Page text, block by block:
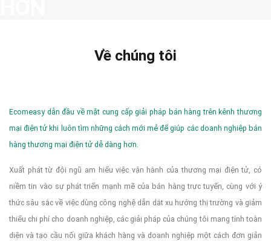
KẾT NỐI NHÃN HÀNG VỚI
CỘNG TÁC VIÊN BÁN
MẠNG XÃ HỘI VÀ NGƯỜI
TIẾNG
Chúng tôi có hệ thống thông minh giúp kết nối Cộng
hàng trên mạng xã hội và người nổi tiếng với các
để tăng doanh số bán hàng qua kênh phân phối mới mẻ
Về chúng tôi
Ecomeasy dẫn đầu về mặt cung cấp giải pháp bán hàng trên kênh thương
mại điện tử khi luôn tìm những cách mới mẻ để giúp các doanh nghiệp bán
hàng thương mại điện tử dễ dàng hơn.
Xuất phát từ đội ngũ am hiểu việc vận hành của thương mại điện tử, có
niềm tin vào sự phát triển mạnh mẽ của bán hàng trực tuyến, cùng với ý
thức sâu sắc về việc dùng công nghệ dẫn dắt xu hướng thị trường và giảm
thiểu chi phí cho doanh nghiệp, các giải pháp của chúng tôi mang tính toàn
diện và tạo cầu nối giữa khách hàng và doanh nghiệp một cách đơn giản